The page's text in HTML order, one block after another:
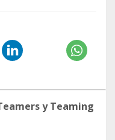
y Teaming